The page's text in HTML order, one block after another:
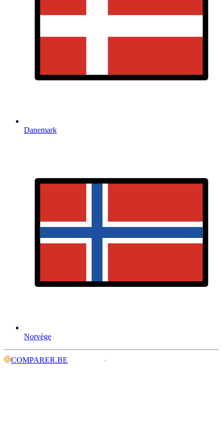
Danemark
Norvège
COMPARER.BE